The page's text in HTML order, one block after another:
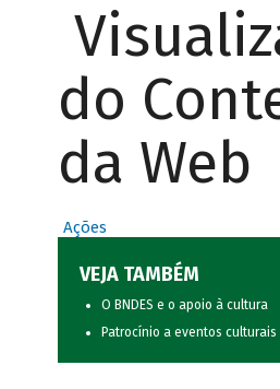
do
da Web
Ações
VEJA TAMBÉM
O BNDES e o apoio à cultura
Patrocínio a eventos culturais